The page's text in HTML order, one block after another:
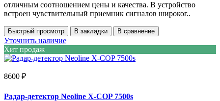
отличным соотношением цены и качества. В устройство
встроен чувствительный приемник сигналов широког..
Быстрый просмотр В закладки В сравнение
Уточнить наличие
Хит продаж
8600 ₽
Радар-детектор Neoline X-COP 7500s